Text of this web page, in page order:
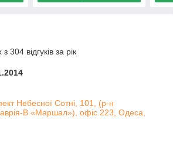
304 відгуків за рік
Небесної Сотні, 101, (р-н
В «Маршал»), офіс 223, Одеса,